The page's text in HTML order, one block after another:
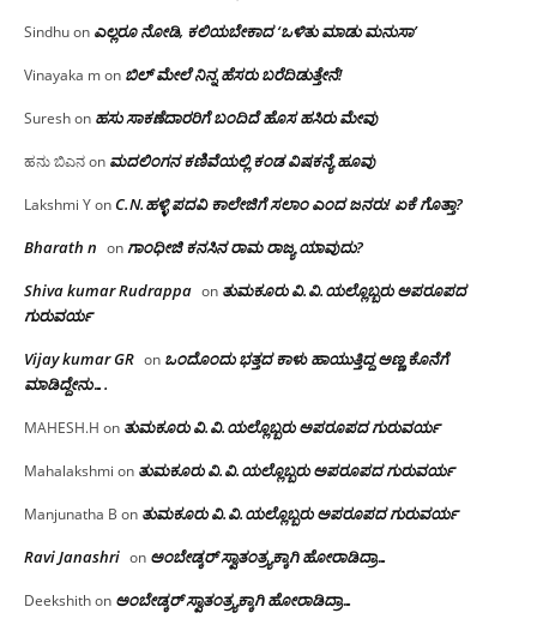
Sindhuon ಎಲ್ಲರೂ ನೋಡಿ, ಕಲಿಯಬೇಕಾದ ‘ಒಳಿತು ಮಾಡು ಮನುಸಾ’
Vinayaka mon ಬಿಲ್ ಮೇಲೆ ನಿನ್ನ ಹೆಸರು ಬರೆದಿಡುತ್ತೇನೆ!
Sureshon ಹಸು ಸಾಕಣೆದಾರರಿಗೆ ಬಂದಿದೆ ಹೊಸ ಹಸಿರು ಮೇವು
ಹನು ಬಿಎನon ಮದಲಿಂಗನ ಕಣಿವೆಯಲ್ಲಿ ಕಂಡ ವಿಷಕನ್ಯೆ ಹೂವು
Lakshmi YonC.N.ಹಳ್ಳಿ ಪದವಿ ಕಾಲೇಜಿಗೆ ಸಲಾಂ‌ ಎಂದ ಜನರು! ಏಕೆ ಗೊತ್ತಾ?
Bharath n onಗಾಂಧೀಜಿ ಕನಸಿನ ರಾಮ ರಾಜ್ಯ ಯಾವುದು?
Shiva kumar Rudrappa on ತುಮಕೂರು‌ ವಿ.ವಿ.ಯಲ್ಲೊಬ್ಬರು ಅಪರೂಪದ
ಗುರುವರ್ಯ
Vijay kumar GR on ಒಂದೊಂದು ಭತ್ತದ ಕಾಳು ಹಾಯುತ್ತಿದ್ದ ಅಣ್ಣ ಕೊನೆಗೆ
ಮಾಡಿದ್ದೇನು….
MAHESH.H on ತುಮಕೂರು‌ ವಿ.ವಿ.ಯಲ್ಲೊಬ್ಬರು ಅಪರೂಪದ ಗುರುವರ್ಯ
Mahalakshmi on ತುಮಕೂರು‌ ವಿ.ವಿ.ಯಲ್ಲೊಬ್ಬರು ಅಪರೂಪದ ಗುರುವರ್ಯ
Manjunatha B on ತುಮಕೂರು‌ ವಿ.ವಿ.ಯಲ್ಲೊಬ್ಬರು ಅಪರೂಪದ ಗುರುವರ್ಯ
Ravi Janashri on ಅಂಬೇಡ್ಕರ್ ಸ್ವಾತಂತ್ರ್ಯಕ್ಕಾಗಿ ಹೋರಾಡಿದ್ರಾ…
Deekshithon ಅಂಬೇಡ್ಕರ್ ಸ್ವಾತಂತ್ರ್ಯಕ್ಕಾಗಿ ಹೋರಾಡಿದ್ರಾ…